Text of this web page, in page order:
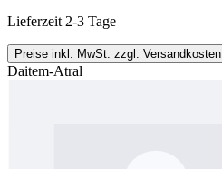
Lieferzeit 2-3 Tage
Preise inkl. MwSt. zzgl. Versandkosten
Daitem-Atral